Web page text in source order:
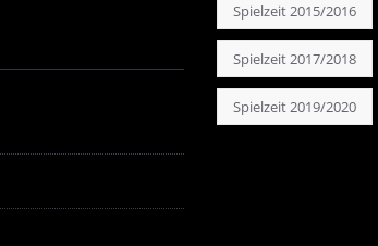
Spielzeit 2015/2016
Spielzeit 2017/2018
Spielzeit 2019/2020